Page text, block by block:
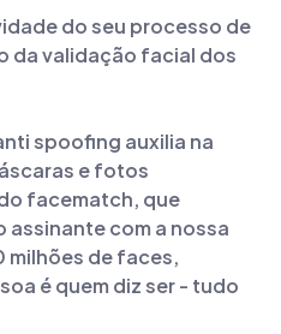
do seu processo de
da validação facial dos
spoofing auxilia na
e fotos
facematch, que
assinante com a nossa
milhões de faces,
é quem diz ser - tudo